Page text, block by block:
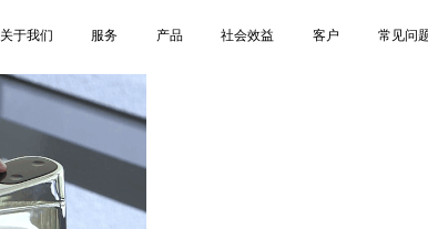
关于我们 服务 产品 社会效益 客户 常见问
4